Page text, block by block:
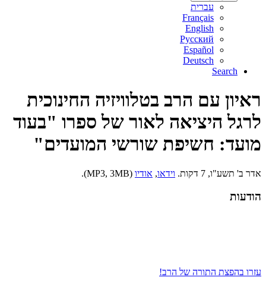
עברית
Français
English
Русский
Español
Deutsch
Search
ראיון עם הרב בטלוויזיה החינוכית
לרגל היציאה לאור של ספרו "בעוד
מועד: חשיפת שורשי המועדים"
אדר ב' תשע"ו, 7 דקות. וידאו, אודיו (MP3, 3MB).
הודעות
עזרו בהפצת התורה של הרב!